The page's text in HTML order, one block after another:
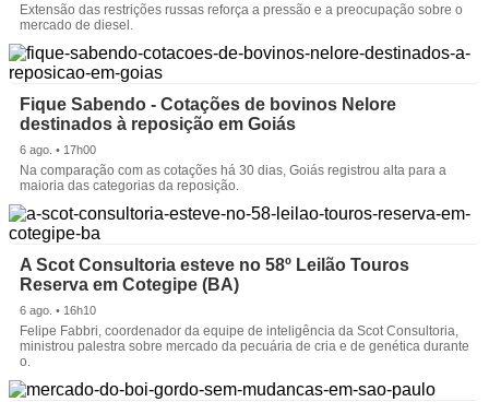
Extensão das restrições russas reforça a pressão e a preocupação sobre o
mercado de diesel.
Fique Sabendo - Cotações de bovinos Nelore
destinados à reposição em Goiás
6 ago. • 17h00
Na comparação com as cotações há 30 dias, Goiás registrou alta para a
maioria das categorias da reposição.
A Scot Consultoria esteve no 58º Leilão Touros
Reserva em Cotegipe (BA)
6 ago. • 16h10
Felipe Fabbri, coordenador da equipe de inteligência da Scot Consultoria,
ministrou palestra sobre mercado da pecuária de cria e de genética durante
o.